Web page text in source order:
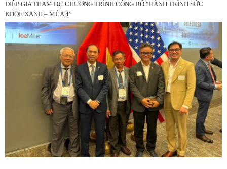
DIỆP GIA THAM DỰ CHƯƠNG TRÌNH CÔNG BỐ “HÀNH TRÌNH SỨC
KHỎE XANH – MÙA 4”